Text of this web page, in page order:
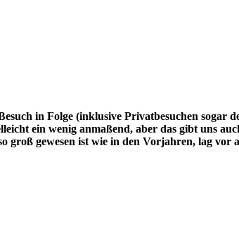
in Folge (inklusive Privatbesuchen sogar
ein wenig anmaßend, aber das gibt uns
gewesen ist wie in den Vorjahren, lag vor